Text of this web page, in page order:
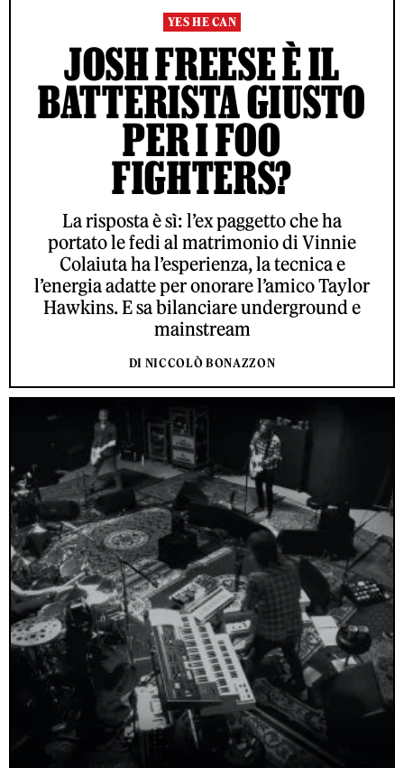
YES HE CAN
JOSH FREESE È IL
BATTERISTA GIUSTO
PER I FOO
FIGHTERS?
La risposta è sì: l’ex paggetto che ha
portato le fedi al matrimonio di Vinnie
Colaiuta ha l’esperienza, la tecnica e
l’energia adatte per onorare l’amico Taylor
Hawkins. E sa bilanciare underground e
mainstream
DI NICCOLÒ BONAZZON